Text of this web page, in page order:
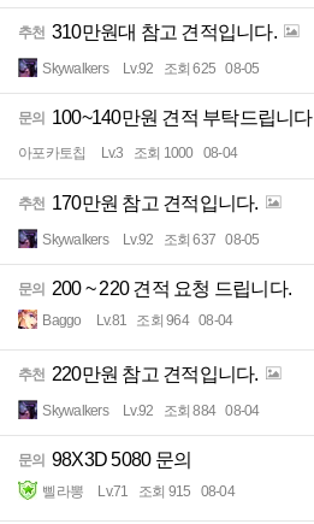
추천 310만원대 참고 견적입니다.
Skywalkers Lv.92 조회 625 08-05
문의 100~140만원 견적 부탁드립니다
아포카토칩 Lv.3 조회 1000 08-04
추천 170만원 참고 견적입니다.
Skywalkers Lv.92 조회 637 08-05
문의 200 ~ 220 견적 요청 드립니다.
Baggo Lv.81 조회 964 08-04
추천 220만원 참고 견적입니다.
Skywalkers Lv.92 조회 884 08-04
문의 98X3D 5080 문의
삘라뽕 Lv.71 조회 915 08-04